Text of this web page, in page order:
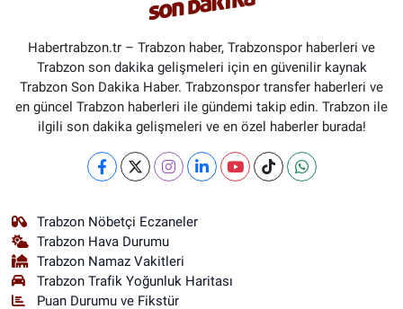
Habertrabzon.tr – Trabzon haber, Trabzonspor haberleri ve
Trabzon son dakika gelişmeleri için en güvenilir kaynak
Trabzon Son Dakika Haber. Trabzonspor transfer haberleri ve
en güncel Trabzon haberleri ile gündemi takip edin. Trabzon ile
ilgili son dakika gelişmeleri ve en özel haberler burada!
Trabzon Nöbetçi Eczaneler
Trabzon Hava Durumu
Trabzon Namaz Vakitleri
Trabzon Trafik Yoğunluk Haritası
Puan Durumu ve Fikstür